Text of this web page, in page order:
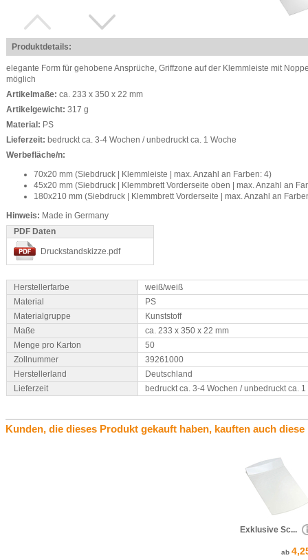
Produktdetails:
elegante Form für gehobene Ansprüche, Griffzone auf der Klemmleiste mit
möglich
Artikelmaße: ca. 233 x 350 x 22 mm
Artikelgewicht: 317 g
Material: PS
Lieferzeit: bedruckt ca. 3-4 Wochen / unbedruckt ca. 1 Woche
Werbefläche/n:
70x20 mm (Siebdruck | Klemmleiste | max. Anzahl an Farben: 4)
45x20 mm (Siebdruck | Klemmbrett Vorderseite oben | max. Anzahl an
180x210 mm (Siebdruck | Klemmbrett Vorderseite | max. Anzahl an
Hinweis: Made in Germany
PDF Daten
Druckstandskizze.pdf
Herstellerfarbe
weiß/weiß
Material
PS
Materialgruppe
Kunststoff
Maße
ca. 233 x 350 x 22 mm
Menge pro Karton
50
Zollnummer
39261000
Herstellerland
Deutschland
Lieferzeit
bedruckt ca. 3-4 Wochen / unbedruckt ca. 1
Kunden, die dieses Produkt gekauft haben, kauften auch
Exklusive Sc...
ab